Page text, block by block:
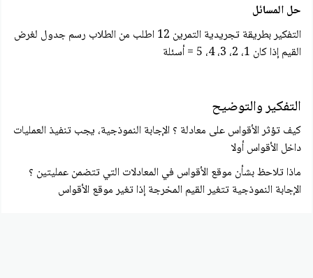
حل المسائل
التفكير بطريقة تجريدية التمرين 12 اطلب من الطلاب رسم جدول لغرض
القيم إذا كان 1، 2، 3، 4، 5 = أسئلة
التفكير والتوضيح
کيف تؤثر الأقواس على معادلة ؟ الإجابة النموذجية، يجب تنفيذ العمليات
داخل الأقواس أولا
ماذا تلاحظ بشأن موقع الأقواس في المعادلات التي تتضمن عمليتين ؟
الإجابة النموذجية تتغير القيم المخرجة إذا تغير موقع الأقواس